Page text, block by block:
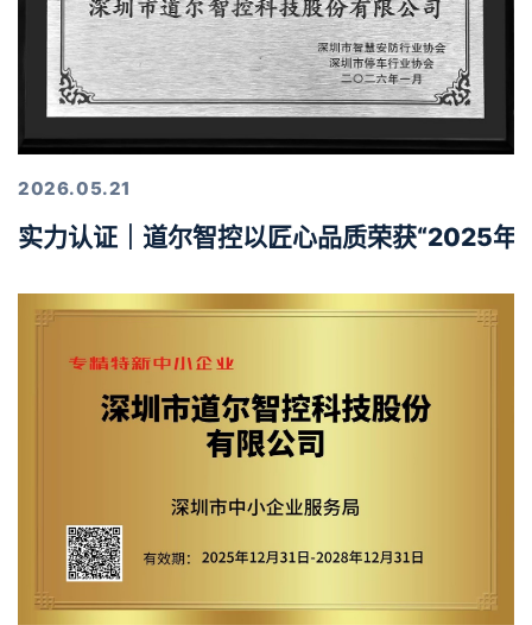
2026.05.21
实力认证｜道尔智控以匠心品质荣获“2025年